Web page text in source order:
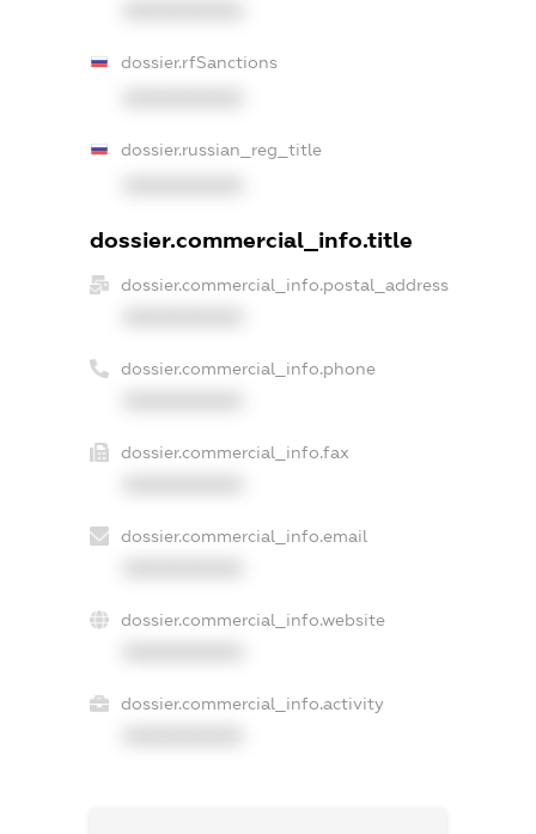
dossier.rfSanctions
dossier.russian_reg_title
dossier.commercial_info.title
dossier.commercial_info.postal_address
dossier.commercial_info.phone
dossier.commercial_info.fax
dossier.commercial_info.email
dossier.commercial_info.website
dossier.commercial_info.activity